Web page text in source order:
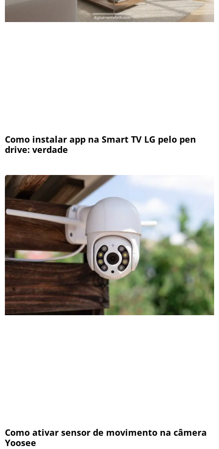
Como instalar app na Smart TV LG pelo pen
drive: verdade
Como ativar sensor de movimento na câmera
Yoosee